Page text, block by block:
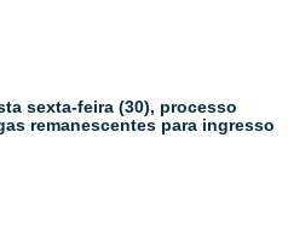
sexta-feira (30), processo
remanescentes para ingresso